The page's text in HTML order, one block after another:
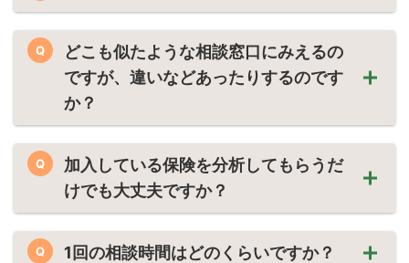
Q
どこも似たような相談窓口にみえるの
ですが、違いなどあったりするのです
か？
Q
加入している保険を分析してもらうだ
けでも大丈夫ですか？
Q 1回の相談時間はどのくらいですか？